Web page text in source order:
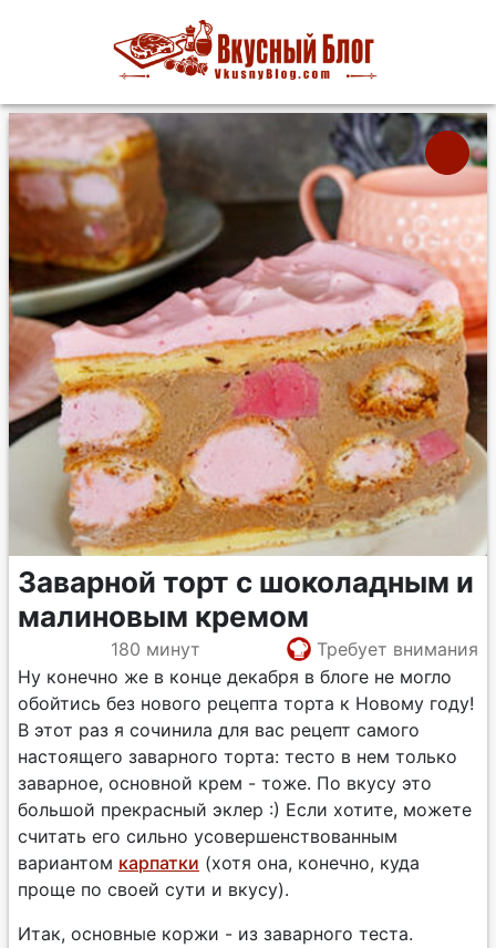
Заварной торт с шоколадным и
малиновым кремом
180 минут
Требует внимания
Ну конечно же в конце декабря в блоге не могло
обойтись без нового рецепта торта к Новому году!
В этот раз я сочинила для вас рецепт самого
настоящего заварного торта: тесто в нем только
заварное, основной крем - тоже. По вкусу это
большой прекрасный эклер :) Если хотите, можете
считать его сильно усовершенствованным
вариантом карпатки (хотя она, конечно, куда
проще по своей сути и вкусу).
Итак, основные коржи - из заварного теста.